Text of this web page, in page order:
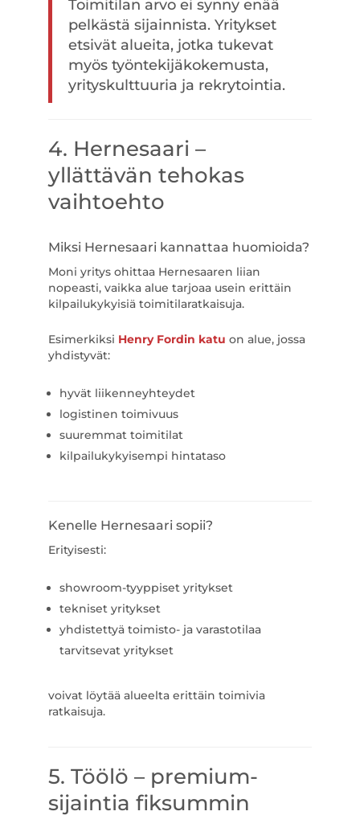
Toimitilan arvo ei synny enää
pelkästä sijainnista. Yritykset
etsivät alueita, jotka tukevat
myös työntekijäkokemusta,
yrityskulttuuria ja rekrytointia.
4. Hernesaari –
yllättävän tehokas
vaihtoehto
Miksi Hernesaari kannattaa huomioida?
Moni yritys ohittaa Hernesaaren liian
nopeasti, vaikka alue tarjoaa usein erittäin
kilpailukykyisiä toimitilaratkaisuja.
Esimerkiksi Henry Fordin katu on alue, jossa
yhdistyvät:
hyvät liikenneyhteydet
logistinen toimivuus
suuremmat toimitilat
kilpailukykyisempi hintataso
Kenelle Hernesaari sopii?
Erityisesti:
showroom-tyyppiset yritykset
tekniset yritykset
yhdistettyä toimisto- ja varastotilaa
tarvitsevat yritykset
voivat löytää alueelta erittäin toimivia
ratkaisuja.
5. Töölö – premium-
sijaintia fiksummin